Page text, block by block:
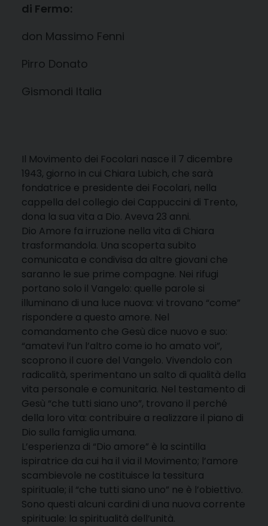
di Fermo:
don Massimo Fenni
Pirro Donato
Gismondi Italia
Il Movimento dei Focolari nasce il 7 dicembre
1943, giorno in cui Chiara Lubich, che sarà
fondatrice e presidente dei Focolari, nella
cappella del collegio dei Cappuccini di Trento,
dona la sua vita a Dio. Aveva 23 anni.
Dio Amore fa irruzione nella vita di Chiara
trasformandola. Una scoperta subito
comunicata e condivisa da altre giovani che
saranno le sue prime compagne. Nei rifugi
portano solo il Vangelo: quelle parole si
illuminano di una luce nuova: vi trovano “come”
rispondere a questo amore. Nel
comandamento che Gesù dice nuovo e suo:
“amatevi l’un l’altro come io ho amato voi”,
scoprono il cuore del Vangelo. Vivendolo con
radicalità, sperimentano un salto di qualità della
vita personale e comunitaria. Nel testamento di
Gesù “che tutti siano uno”, trovano il perché
della loro vita: contribuire a realizzare il piano di
Dio sulla famiglia umana.
L’esperienza di “Dio amore” è la scintilla
ispiratrice da cui ha il via il Movimento; l’amore
scambievole ne costituisce la tessitura
spirituale; il “che tutti siano uno” ne è l’obiettivo.
Sono questi alcuni cardini di una nuova corrente
spirituale: la spiritualità dell’unità.